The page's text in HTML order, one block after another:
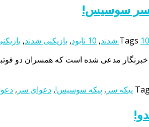
Tags 10 شدند , 10 نابود , بازیکنی شدند,
سر سوسیس!
مدعی شده است که همسران دو
پیکه سر , پیکه سوسیس!, دعوای سر ,